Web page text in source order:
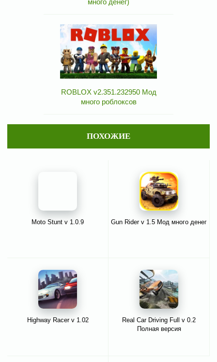
много денег)
ROBLOX v2.351.232950 Мод
много роблоксов
ПОХОЖИЕ
Moto Stunt v 1.0.9 Gun Rider v 1.5 Мод много денег
Highway Racer v 1.02
Real Car Driving Full v 0.2
Полная версия